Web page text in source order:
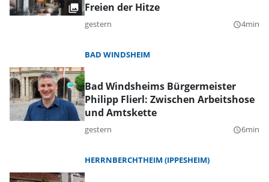
Freien der Hitze
gestern query_builder4min
BAD WINDSHEIM
Bad Windsheims Bürgermeister
Philipp Flierl: Zwischen Arbeitshose
und Amtskette
gestern query_builder6min
HERRNBERCHTHEIM (IPPESHEIM)